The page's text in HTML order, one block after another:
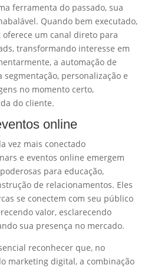
ferramenta do passado, sua
Quando bem executado,
um canal direto para
transformando interesse em
a automação de
personalização e
no momento certo,
do cliente.
online
vez mais conectado
e eventos online emergem
para educação,
de relacionamentos. Eles
se conectem com seu público
valor, esclarecendo
sua presença no mercado.
reconhecer que, no
marketing digital, a combinação